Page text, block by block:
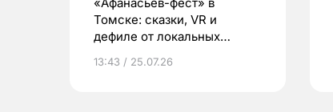
Томске: сказки, VR и
дефиле от локальных
13:43 / 25.07.26